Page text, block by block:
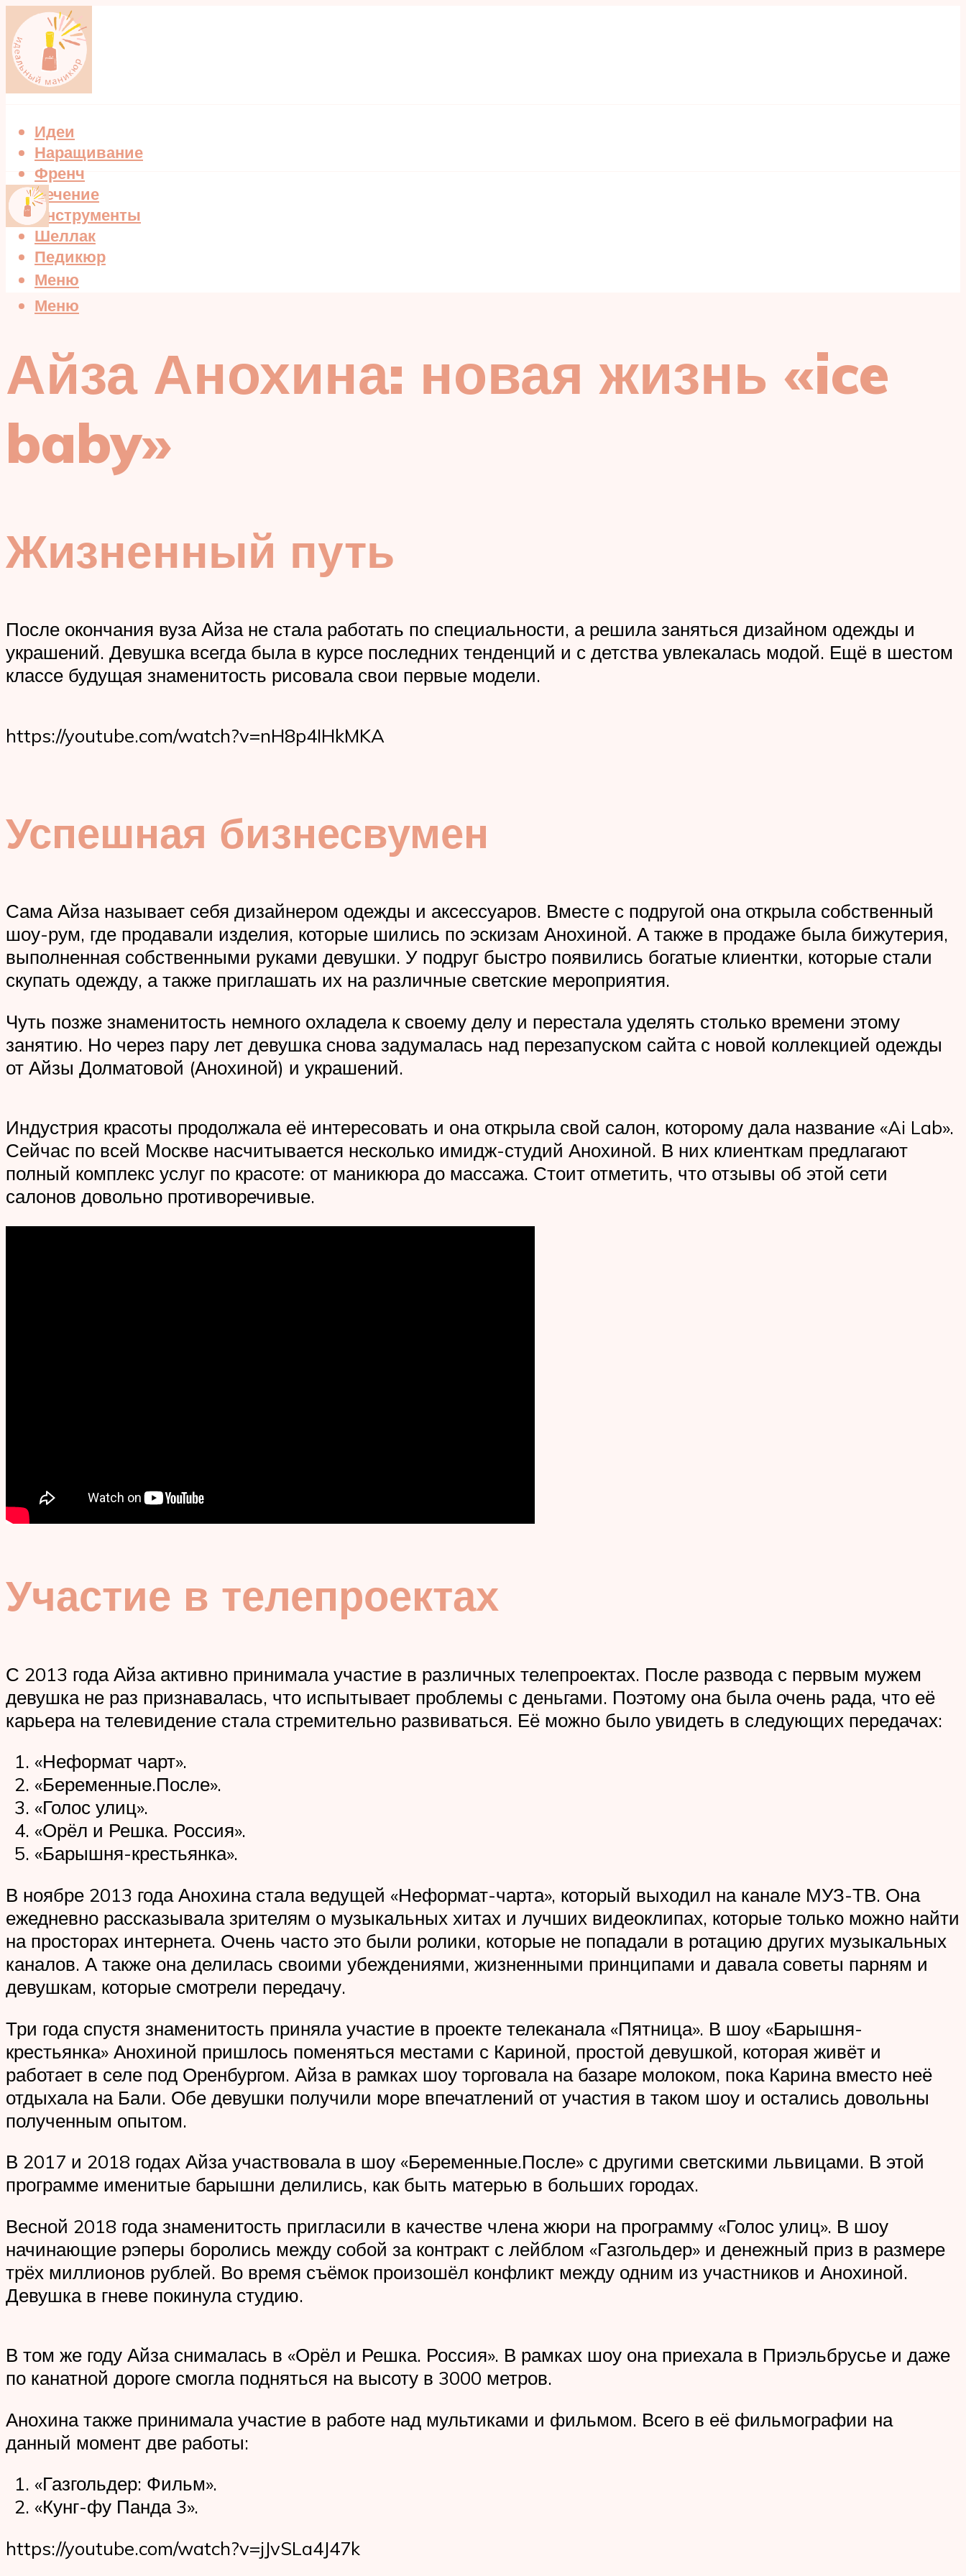
Идеи
Наращивание
Френч
Лечение
Инструменты
Шеллак
Педикюр
Меню
Меню
Айза Анохина: новая жизнь «ice
baby»
Жизненный путь
После окончания вуза Айза не стала работать по специальности, а решила заняться дизайном одежды и
украшений. Девушка всегда была в курсе последних тенденций и с детства увлекалась модой. Ещё в шестом
классе будущая знаменитость рисовала свои первые модели.
https://youtube.com/watch?v=nH8p4IHkMKA
Успешная бизнесвумен
Сама Айза называет себя дизайнером одежды и аксессуаров. Вместе с подругой она открыла собственный
шоу-рум, где продавали изделия, которые шились по эскизам Анохиной. А также в продаже была бижутерия,
выполненная собственными руками девушки. У подруг быстро появились богатые клиентки, которые стали
скупать одежду, а также приглашать их на различные светские мероприятия.
Чуть позже знаменитость немного охладела к своему делу и перестала уделять столько времени этому
занятию. Но через пару лет девушка снова задумалась над перезапуском сайта с новой коллекцией одежды
от Айзы Долматовой (Анохиной) и украшений.
Индустрия красоты продолжала её интересовать и она открыла свой салон, которому дала название «Ai Lab».
Сейчас по всей Москве насчитывается несколько имидж-студий Анохиной. В них клиенткам предлагают
полный комплекс услуг по красоте: от маникюра до массажа. Стоит отметить, что отзывы об этой сети
салонов довольно противоречивые.
Участие в телепроектах
С 2013 года Айза активно принимала участие в различных телепроектах. После развода с первым мужем
девушка не раз признавалась, что испытывает проблемы с деньгами. Поэтому она была очень рада, что её
карьера на телевидение стала стремительно развиваться. Её можно было увидеть в следующих передачах:
«Неформат чарт».
«Беременные.После».
«Голос улиц».
«Орёл и Решка. Россия».
«Барышня-крестьянка».
В ноябре 2013 года Анохина стала ведущей «Неформат-чарта», который выходил на канале МУЗ-ТВ. Она
ежедневно рассказывала зрителям о музыкальных хитах и лучших видеоклипах, которые только можно найти
на просторах интернета. Очень часто это были ролики, которые не попадали в ротацию других музыкальных
каналов. А также она делилась своими убеждениями, жизненными принципами и давала советы парням и
девушкам, которые смотрели передачу.
Три года спустя знаменитость приняла участие в проекте телеканала «Пятница». В шоу «Барышня-
крестьянка» Анохиной пришлось поменяться местами с Кариной, простой девушкой, которая живёт и
работает в селе под Оренбургом. Айза в рамках шоу торговала на базаре молоком, пока Карина вместо неё
отдыхала на Бали. Обе девушки получили море впечатлений от участия в таком шоу и остались довольны
полученным опытом.
В 2017 и 2018 годах Айза участвовала в шоу «Беременные.После» с другими светскими львицами. В этой
программе именитые барышни делились, как быть матерью в больших городах.
Весной 2018 года знаменитость пригласили в качестве члена жюри на программу «Голос улиц». В шоу
начинающие рэперы боролись между собой за контракт с лейблом «Газгольдер» и денежный приз в размере
трёх миллионов рублей. Во время съёмок произошёл конфликт между одним из участников и Анохиной.
Девушка в гневе покинула студию.
В том же году Айза снималась в «Орёл и Решка. Россия». В рамках шоу она приехала в Приэльбрусье и даже
по канатной дороге смогла подняться на высоту в 3000 метров.
Анохина также принимала участие в работе над мультиками и фильмом. Всего в её фильмографии на
данный момент две работы:
«Газгольдер: Фильм».
«Кунг-фу Панда 3».
https://youtube.com/watch?v=jJvSLa4J47k